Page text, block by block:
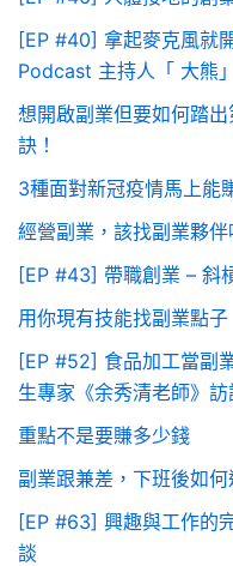
[EP #40] 拿起麥克風就
Podcast 主持人「 大熊
想開啟副業但要如何踏
訣！
3種面對新冠疫情馬上能
經營副業，該找副業夥伴
[EP #43] 帶職創業 – 斜
用你現有技能找副業點子
[EP #52] 食品加工當副
生專家《余秀清老師》訪
重點不是要賺多少錢
副業跟兼差，下班後如何
[EP #63] 興趣與工作的
談